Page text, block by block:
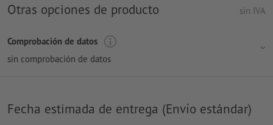
Otras opciones de producto sin IVA
Comprobación de datos
sin comprobación de datos
Fecha estimada de entrega (Envío estándar)